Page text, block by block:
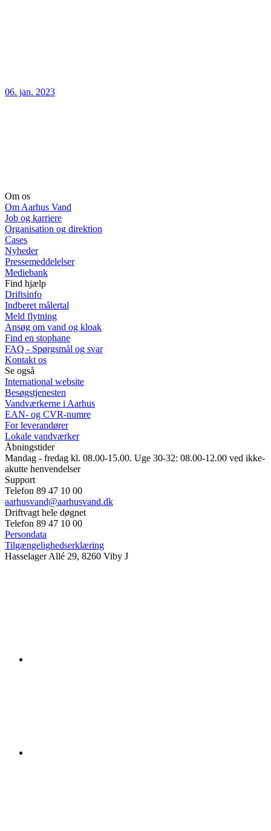
06. jan. 2023
Om os
Om Aarhus Vand
Job og karriere
Organisation og direktion
Cases
Nyheder
Pressemeddelelser
Mediebank
Find hjælp
Driftsinfo
Indberet målertal
Meld flytning
Ansøg om vand og kloak
Find en stophane
FAQ - Spørgsmål og svar
Kontakt os
Se også
International website
Besøgstjenesten
Vandværkerne i Aarhus
EAN- og CVR-numre
For leverandører
Lokale vandværker
Åbningstider
Mandag - fredag kl. 08.00-15.00. Uge 30-32: 08.00-12.00 ved ikke-
akutte henvendelser
Support
Telefon 89 47 10 00
aarhusvand@aarhusvand.dk
Driftvagt hele døgnet
Telefon 89 47 10 00
Persondata
Tilgængelighedserklæring
Hasselager Allé 29, 8260 Viby J